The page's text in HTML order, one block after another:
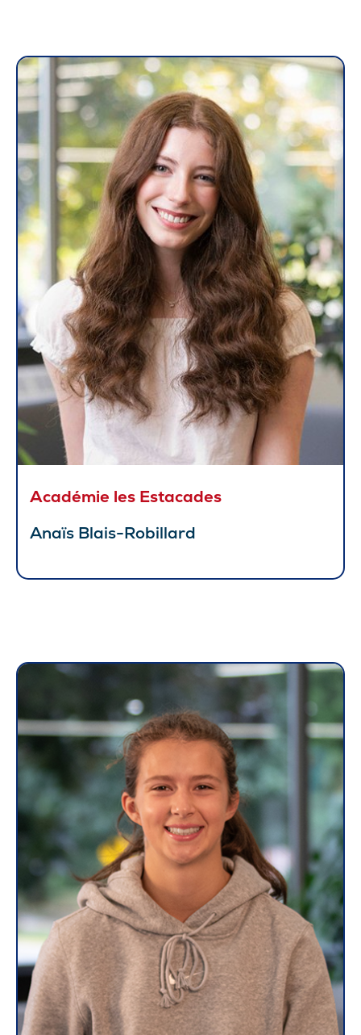
Académie les Estacades
Anaïs Blais-Robillard